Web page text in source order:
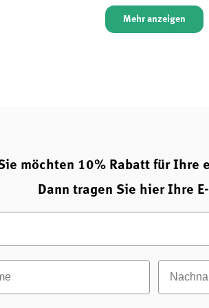
Mehr anzeigen
möchten 10% Rabatt für Ihre
Dann tragen Sie hier Ihre
Nachname